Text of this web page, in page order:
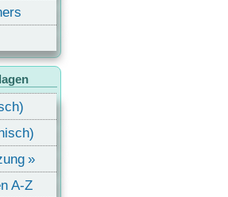
A-Z